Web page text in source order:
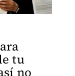
tu
no